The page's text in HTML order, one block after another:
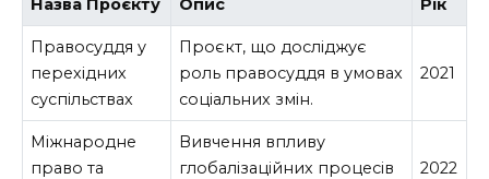
Правосуддя у
перехідних
суспільствах
Проєкт, що досліджує
роль правосуддя в умовах
соціальних змін.
2021
Міжнародне
право та
Вивчення впливу
глобалізаційних процесів
2022